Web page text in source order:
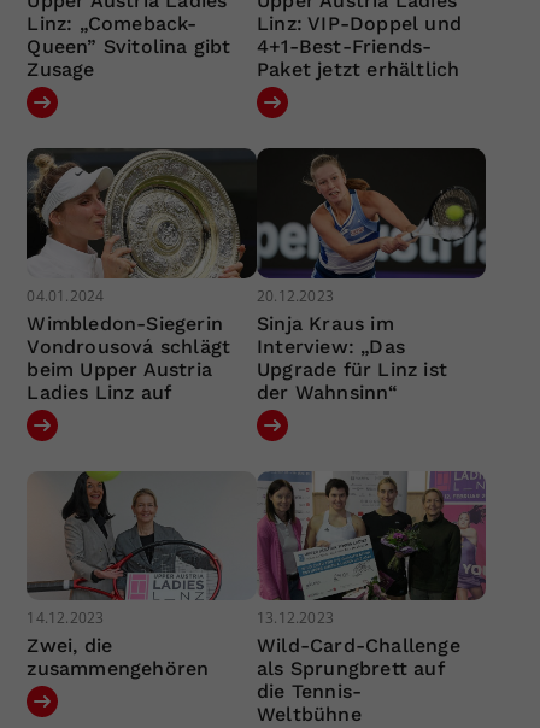
Linz: „Comeback-
Queen” Svitolina gibt
Zusage
Linz: VIP-Doppel und
4+1-Best-Friends-
Paket jetzt erhältlich
04.01.2024
Wimbledon-Siegerin
Vondrousová schlägt
beim Upper Austria
Ladies Linz auf
20.12.2023
Sinja Kraus im
Interview: „Das
Upgrade für Linz ist
der Wahnsinn“
14.12.2023
Zwei, die
zusammengehören
13.12.2023
Wild-Card-Challenge
als Sprungbrett auf
die Tennis-
Weltbühne